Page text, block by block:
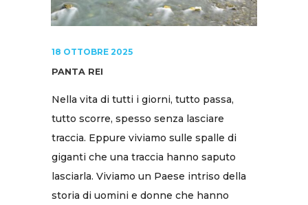
18 OTTOBRE 2025
PANTA REI
Nella vita di tutti i giorni, tutto passa,
tutto scorre, spesso senza lasciare
traccia. Eppure viviamo sulle spalle di
giganti che una traccia hanno saputo
lasciarla. Viviamo un Paese intriso della
storia di uomini e donne che hanno